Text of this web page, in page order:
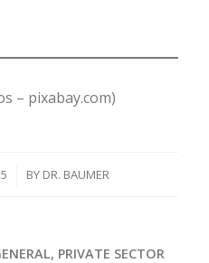
– pixabay.com)
BY DR. BAUMER
, PRIVATE SECTOR